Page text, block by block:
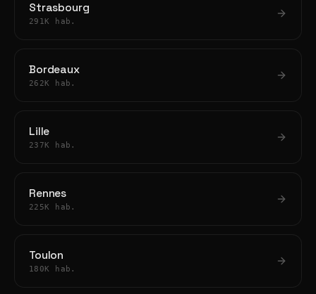
Strasbourg
291K hab.
Bordeaux
262K hab.
Lille
237K hab.
Rennes
225K hab.
Toulon
180K hab.